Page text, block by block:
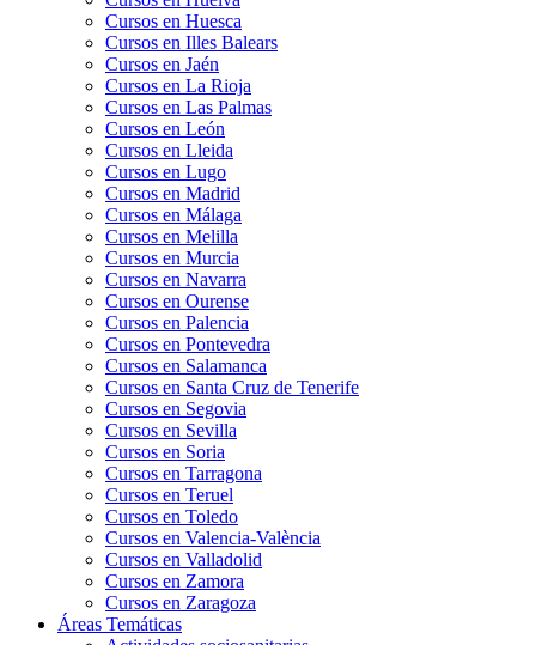
Cursos en Huesca
Cursos en Illes Balears
Cursos en Jaén
Cursos en La Rioja
Cursos en Las Palmas
Cursos en León
Cursos en Lleida
Cursos en Lugo
Cursos en Madrid
Cursos en Málaga
Cursos en Melilla
Cursos en Murcia
Cursos en Navarra
Cursos en Ourense
Cursos en Palencia
Cursos en Pontevedra
Cursos en Salamanca
Cursos en Santa Cruz de Tenerife
Cursos en Segovia
Cursos en Sevilla
Cursos en Soria
Cursos en Tarragona
Cursos en Teruel
Cursos en Toledo
Cursos en Valencia-València
Cursos en Valladolid
Cursos en Zamora
Cursos en Zaragoza
Áreas Temáticas